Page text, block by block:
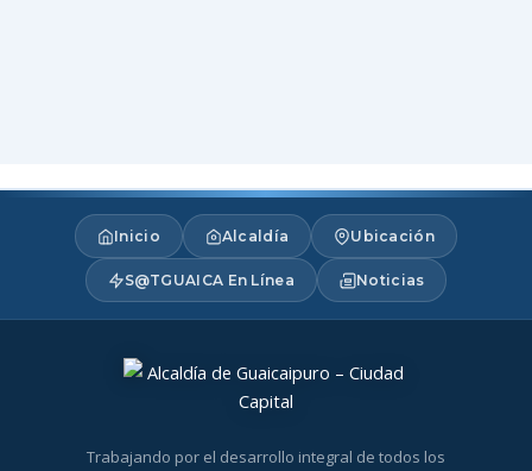
Inicio Alcaldía Ubicación
S@TGUAICA En Línea Noticias
Trabajando por el desarrollo integral de todos los